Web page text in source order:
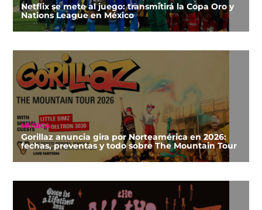
Netflix se mete al juego: transmitirá la Copa Oro y
Nations League en México
MÚSICA
Gorillaz anuncia gira por Norteamérica en 2026:
fechas, preventas y todo sobre The Mountain Tour